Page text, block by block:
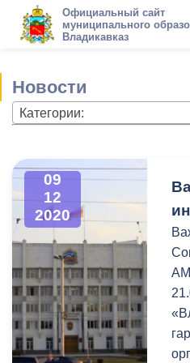
Официальный сайт
муниципального
Владикавказ
Новости
Категории:
09
12
2020